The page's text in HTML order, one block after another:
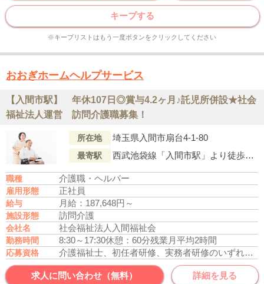
キープする
※キープリストはもう一度ボタンをクリックしてください
おおぎホームヘルプサービス
【入間市駅】 年休107日◎賞与4.2ヶ月♪託児所併設★社会
福祉法人運営 訪問介護職募集！
所在地 埼玉県入間市扇台4-1-80
最寄駅 西武池袋線「入間市駅」より徒歩21分
職種 介護職・ヘルパー
雇用形態 正社員
給与 月給：187,648円～
施設形態 訪問介護
会社名 社会福祉法人入間福祉会
勤務時間 8:30～17:30休憩：60分残業月平均2時間
応募資格 介護福祉士、初任者研修、実務者研修のいずれかの資格をお持ちの方
求人に問い合わせ（無料） 詳細を見る